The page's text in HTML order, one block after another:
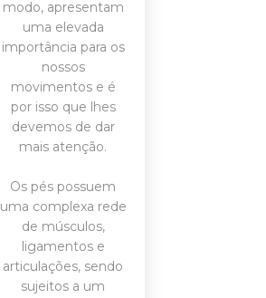
modo, apresentam
uma elevada
importância para os
nossos
movimentos e é
por isso que lhes
devemos de dar
mais atenção.
Os pés possuem
uma complexa rede
de músculos,
ligamentos e
articulações, sendo
sujeitos a um